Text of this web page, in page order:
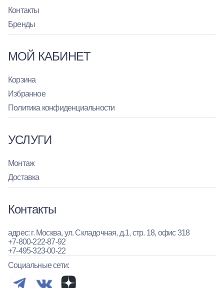
Контакты
Бренды
МОЙ КАБИНЕТ
Корзина
Избранное
Политика конфиденциальности
УСЛУГИ
Монтаж
Доставка
Контакты
адрес: г. Москва, ул. Складочная, д.1, стр. 18, офис 318
+7-800-222-87-92
+7-495-323-00-22
Социальные сети: